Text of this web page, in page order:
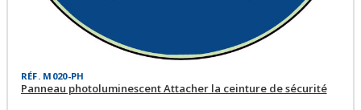
RÉF. M020-PH
Panneau photoluminescent Attacher la ceinture de sécurité